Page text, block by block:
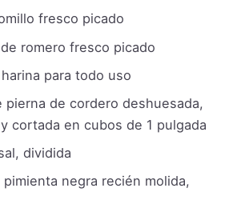
fresco picado
romero fresco picado
para todo uso
pierna de cordero deshuesada,
cortada en cubos de 1 pulgada
dividida
negra recién molida,